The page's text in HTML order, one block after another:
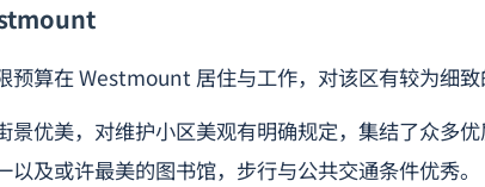
预算在 Westmount 居住与工作，对该区有较为细致
景优美，对维护小区美观有明确规定，集结了众多
以及或许最美的图书馆，步行与公共交通条件优秀。